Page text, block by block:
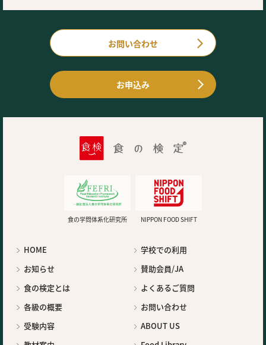
お問い合わせ
お申込み
食の学問体系化研究所 NIPPON FOOD SHIFT
HOME
お知らせ
食の検定とは
各級の概要
受験内容
学校での利用
賛助会員/JA
よくあるご質問
お問い合わせ
ABOUT US